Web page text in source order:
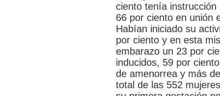
ciento tenía
66 por ciento en unión
Habían iniciado su
por ciento y en esta
embarazo un 23 por
inducidos, 59 por
de amenorrea y más
total de las 552